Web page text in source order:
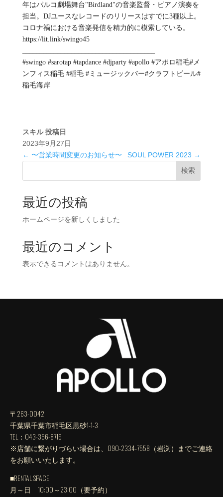
年はパルコ劇場舞台"Birdland"の音楽監督・ピアノ演奏を
担当。DJユースなレコードのリリースはすでに3種以上。
コロナ禍における音楽発信を精力的に模索している。
https://lit.link/swingo45
#swingo #sarotap #tapdance #djparty #apollo #アポロ稲毛#メ
ンフィス稲毛 #稲毛 #ミュージックバー#クラフトビール#
稲毛海岸
スキル 投稿日
2023年9月27日
← 〜営業時間変更のお知らせ〜 SOUL POWER 2023 →
検索
最近の投稿
ホームページを新しくしました
最近のコメント
表示できるコメントはありません。
〒263-0042
千葉県千葉市稲毛区黒砂1-1-3
TEL：043-356-8719
※店舗に繋がりづらい場合は、090-2334-7558（岩渕）までご連絡
をお願いいたします。
■RENTAL SPACE
月～日 10:00～23:00（要予約）